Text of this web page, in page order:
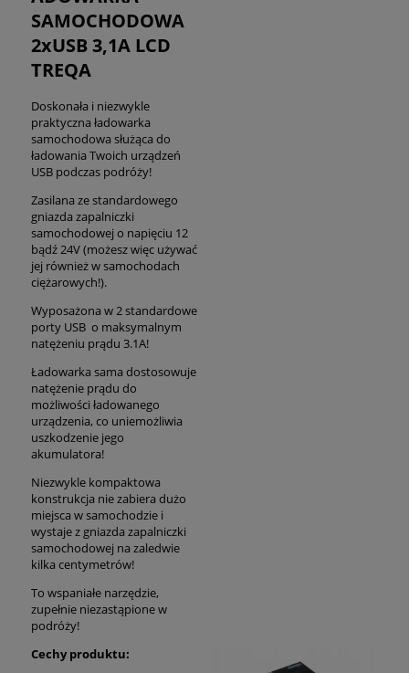
SAMOCHODOWA
2xUSB 3,1A LCD
TREQA
Doskonała i niezwykle
praktyczna ładowarka
samochodowa służąca do
ładowania Twoich urządzeń
USB podczas podróży!
Zasilana ze standardowego
gniazda zapalniczki
samochodowej o napięciu 12
bądź 24V (możesz więc używać
jej również w samochodach
ciężarowych!).
Wyposażona w 2 standardowe
porty USB o maksymalnym
natężeniu prądu 3.1A!
Ładowarka sama dostosowuje
natężenie prądu do
możliwości ładowanego
urządzenia, co uniemożliwia
uszkodzenie jego
akumulatora!
Niezwykle kompaktowa
konstrukcja nie zabiera dużo
miejsca w samochodzie i
wystaje z gniazda zapalniczki
samochodowej na zaledwie
kilka centymetrów!
To wspaniałe narzędzie,
zupełnie niezastąpione w
podróży!
Cechy produktu: